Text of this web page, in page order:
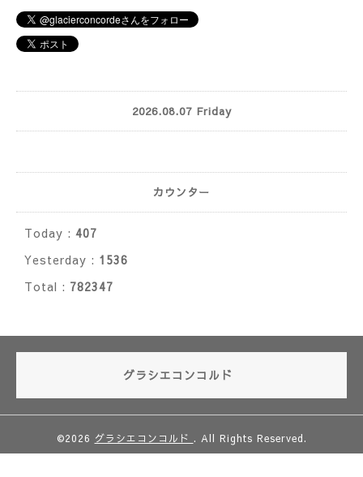
2026.08.07 Friday
カウンター
Today : 407
Yesterday : 1536
Total : 782347
グラシエコンコルド
©2026 グラシエコンコルド . All Rights Reserved.